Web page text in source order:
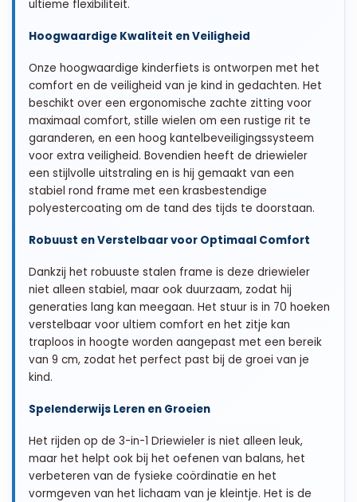
ultieme flexibiliteit.
Hoogwaardige Kwaliteit en Veiligheid
Onze hoogwaardige kinderfiets is ontworpen met het
comfort en de veiligheid van je kind in gedachten. Het
beschikt over een ergonomische zachte zitting voor
maximaal comfort, stille wielen om een rustige rit te
garanderen, en een hoog kantelbeveiligingssysteem
voor extra veiligheid. Bovendien heeft de driewieler
een stijlvolle uitstraling en is hij gemaakt van een
stabiel rond frame met een krasbestendige
polyestercoating om de tand des tijds te doorstaan.
Robuust en Verstelbaar voor Optimaal Comfort
Dankzij het robuuste stalen frame is deze driewieler
niet alleen stabiel, maar ook duurzaam, zodat hij
generaties lang kan meegaan. Het stuur is in 70 hoeken
verstelbaar voor ultiem comfort en het zitje kan
traploos in hoogte worden aangepast met een bereik
van 9 cm, zodat het perfect past bij de groei van je
kind.
Spelenderwijs Leren en Groeien
Het rijden op de 3-in-1 Driewieler is niet alleen leuk,
maar het helpt ook bij het oefenen van balans, het
verbeteren van de fysieke coördinatie en het
vormgeven van het lichaam van je kleintje. Het is de